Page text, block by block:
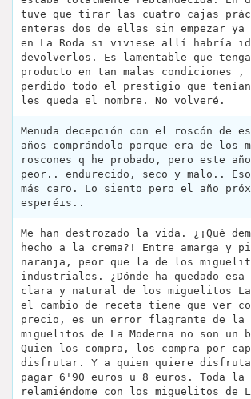
tuve que tirar las cuatro cajas
enteras dos de ellas sin empezar ya
en La Roda si viviese allí habría
devolverlos. Es lamentable que
producto en tan malas condiciones ,
perdido todo el prestigio que
les queda el nombre. No volveré.
Menuda decepción con el roscón de
años comprándolo porque era de los
roscones q he probado, pero este
peor.. endurecido, seco y malo..
más caro. Lo siento pero el año
esperéis..
Me han destrozado la vida. ¿¡Qué
hecho a la crema?! Entre amarga y
naranja, peor que la de los
industriales. ¿Dónde ha quedado
clara y natural de los miguelitos La
el cambio de receta tiene que ver
precio, es un error flagrante de la
miguelitos de La Moderna no son un
Quien los compra, los compra por
disfrutar. Y a quien quiere
pagar 6'90 euros u 8 euros. Toda la
relamiéndome con los miguelitos de